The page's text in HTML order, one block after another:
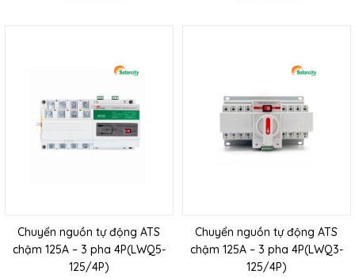
Chuyển nguồn tự động ATS
chậm 125A – 3 pha 4P(LWQ5-
125/4P)
Chuyển nguồn tự động ATS
chậm 125A – 3 pha 4P(LWQ3-
125/4P)